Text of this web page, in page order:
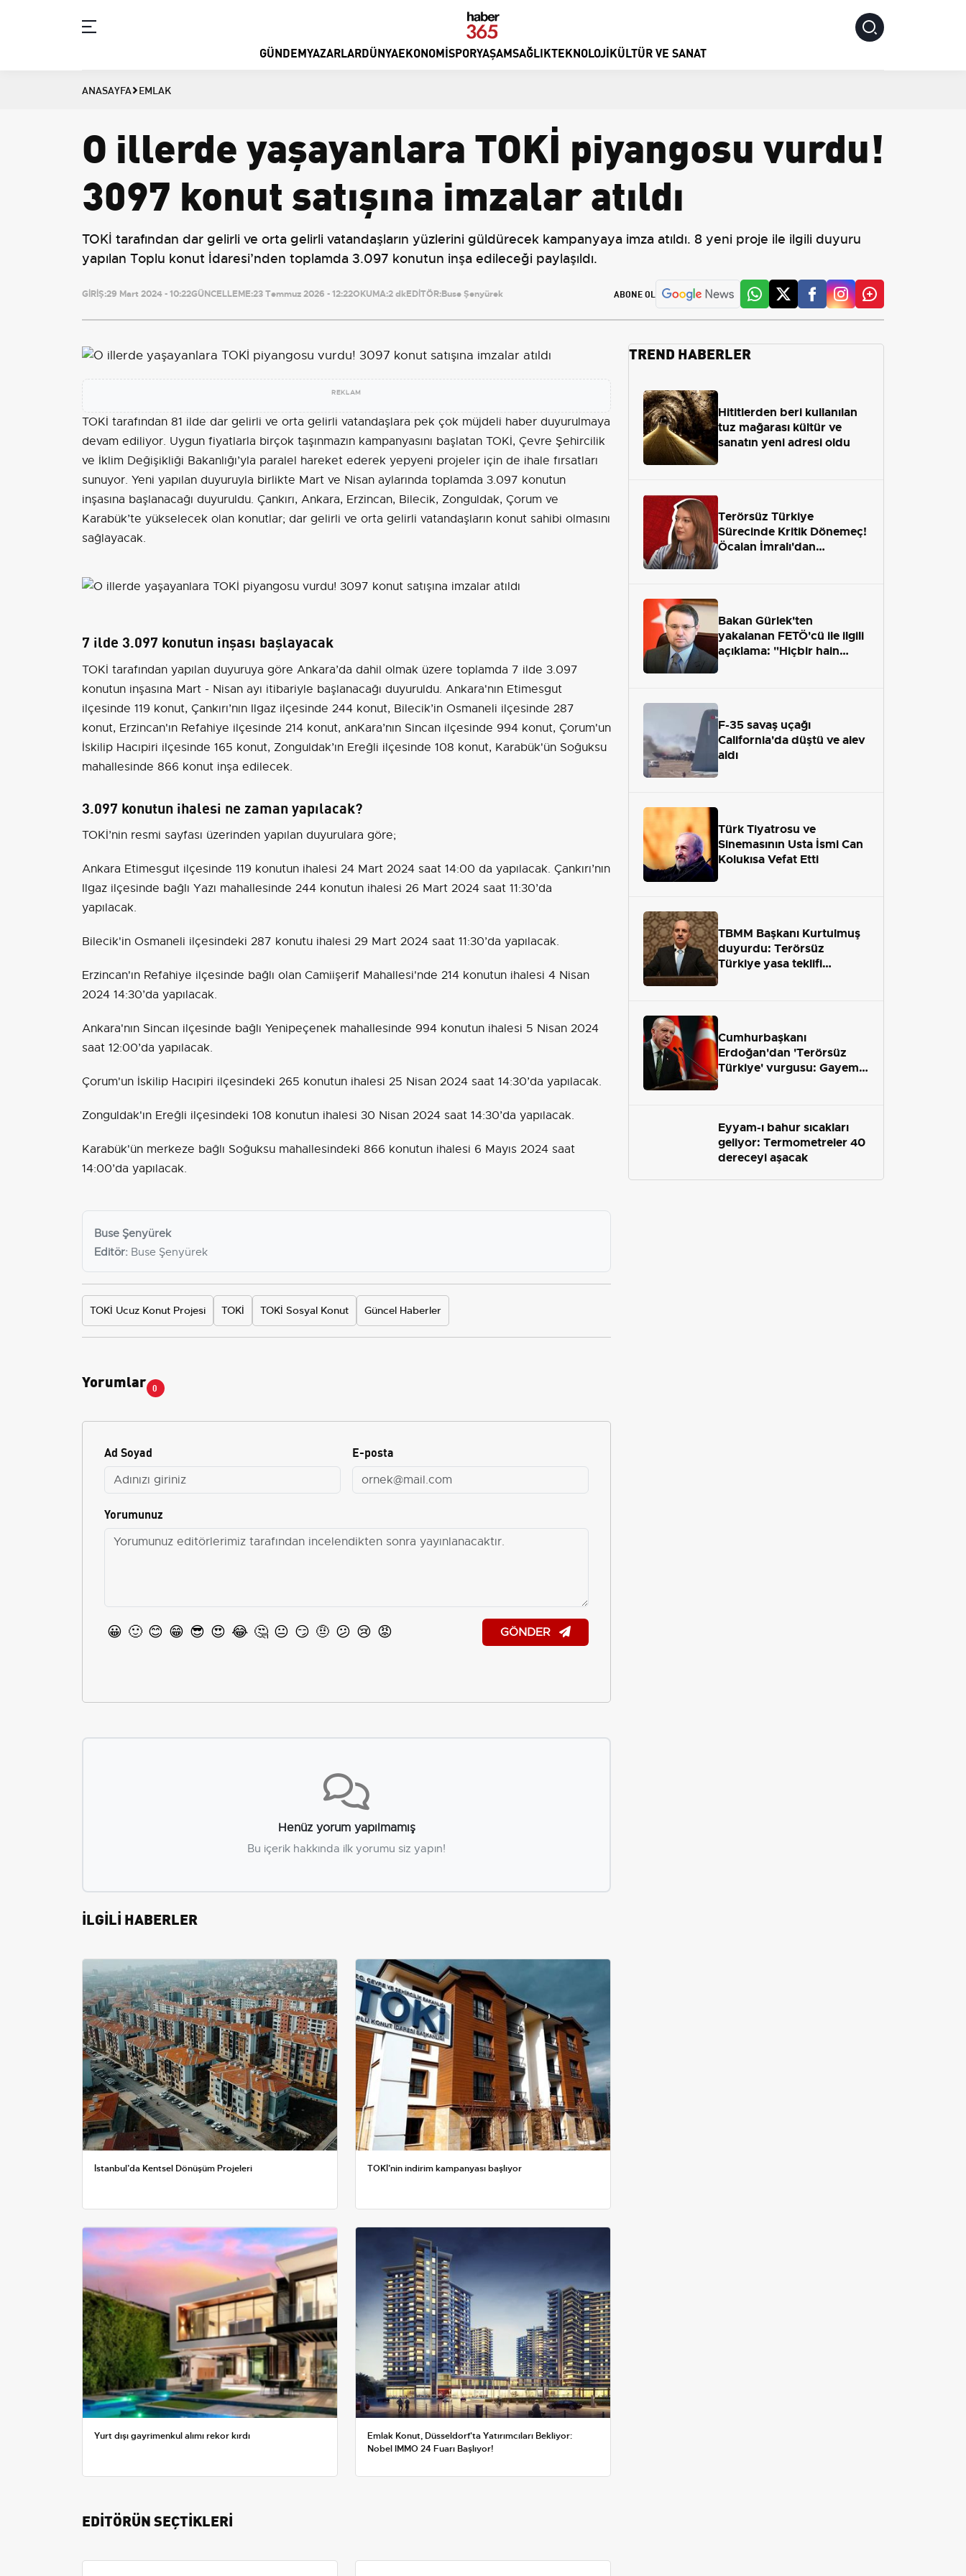
GÜNDEMYAZARLARDÜNYAEKONOMISPORYAŞAMSAĞLIKTEKNOLOJIKÜLTÜR VE SANAT
ANASAYFA EMLAK
O illerde yaşayanlara TOKİ piyangosu vurdu!
3097 konut satışına imzalar atıldı
TOKİ tarafından dar gelirli ve orta gelirli vatandaşların yüzlerini güldürecek kampanyaya imza atıldı. 8 yeni proje ile ilgili duyuru
yapılan Toplu konut İdaresi’nden toplamda 3.097 konutun inşa edileceği paylaşıldı.
GİRİŞ:29 Mart 2024 - 10:22GÜNCELLEME:23 Temmuz 2026 - 12:22OKUMA:2 dkEDİTÖR:Buse Şenyürek ABONE OL
REKLAM
TOKİ tarafından 81 ilde dar gelirli ve orta gelirli vatandaşlara pek çok müjdeli haber duyurulmaya
devam ediliyor. Uygun fiyatlarla birçok taşınmazın kampanyasını başlatan TOKİ, Çevre Şehircilik
ve İklim Değişikliği Bakanlığı’yla paralel hareket ederek yepyeni projeler için de ihale fırsatları
sunuyor. Yeni yapılan duyuruyla birlikte Mart ve Nisan aylarında toplamda 3.097 konutun
inşasına başlanacağı duyuruldu. Çankırı, Ankara, Erzincan, Bilecik, Zonguldak, Çorum ve
Karabük’te yükselecek olan konutlar; dar gelirli ve orta gelirli vatandaşların konut sahibi olmasını
sağlayacak.
7 ilde 3.097 konutun inşası başlayacak
TOKİ tarafından yapılan duyuruya göre Ankara’da dahil olmak üzere toplamda 7 ilde 3.097
konutun inşasına Mart - Nisan ayı itibariyle başlanacağı duyuruldu. Ankara'nın Etimesgut
ilçesinde 119 konut, Çankırı’nın Ilgaz ilçesinde 244 konut, Bilecik’in Osmaneli ilçesinde 287
konut, Erzincan'ın Refahiye ilçesinde 214 konut, anKara’nın Sincan ilçesinde 994 konut, Çorum'un
İskilip Hacıpiri ilçesinde 165 konut, Zonguldak’ın Ereğli ilçesinde 108 konut, Karabük'ün Soğuksu
mahallesinde 866 konut inşa edilecek.
3.097 konutun ihalesi ne zaman yapılacak?
TOKİ’nin resmi sayfası üzerinden yapılan duyurulara göre;
Ankara Etimesgut ilçesinde 119 konutun ihalesi 24 Mart 2024 saat 14:00 da yapılacak. Çankırı’nın
Ilgaz ilçesinde bağlı Yazı mahallesinde 244 konutun ihalesi 26 Mart 2024 saat 11:30’da
yapılacak.
Bilecik'in Osmaneli ilçesindeki 287 konutu ihalesi 29 Mart 2024 saat 11:30’da yapılacak.
Erzincan'ın Refahiye ilçesinde bağlı olan Camiişerif Mahallesi'nde 214 konutun ihalesi 4 Nisan
2024 14:30’da yapılacak.
Ankara'nın Sincan ilçesinde bağlı Yenipeçenek mahallesinde 994 konutun ihalesi 5 Nisan 2024
saat 12:00’da yapılacak.
Çorum'un İskilip Hacıpiri ilçesindeki 265 konutun ihalesi 25 Nisan 2024 saat 14:30’da yapılacak.
Zonguldak'ın Ereğli ilçesindeki 108 konutun ihalesi 30 Nisan 2024 saat 14:30’da yapılacak.
Karabük'ün merkeze bağlı Soğuksu mahallesindeki 866 konutun ihalesi 6 Mayıs 2024 saat
14:00’da yapılacak.
Buse Şenyürek
Editör: Buse Şenyürek
TOKİ Ucuz Konut Projesi TOKİ TOKİ Sosyal Konut Güncel Haberler
Yorumlar 0
Ad Soyad E-posta
Yorumunuz
😀 🙂 😊 😁 😎 😍 😂 🤔 😐 😏 🤨 😕 😢 😡 GÖNDER
Henüz yorum yapılmamış
Bu içerik hakkında ilk yorumu siz yapın!
İLGİLİ HABERLER
İstanbul’da Kentsel Dönüşüm Projeleri TOKİ’nin indirim kampanyası başlıyor
Yurt dışı gayrimenkul alımı rekor kırdı
Emlak Konut, Düsseldorf'ta Yatırımcıları Bekliyor:
Nobel IMMO 24 Fuarı Başlıyor!
EDİTÖRÜN SEÇTİKLERİ
TREND HABERLER
Hititlerden beri kullanılan
tuz mağarası kültür ve
sanatın yeni adresi oldu
Terörsüz Türkiye
Sürecinde Kritik Dönemeç!
Öcalan İmralı'dan
Bakan Gürlek'ten
yakalanan FETÖ'cü ile ilgili
açıklama: "Hiçbir hain
F-35 savaş uçağı
California'da düştü ve alev
aldı
Türk Tiyatrosu ve
Sinemasının Usta İsmi Can
Kolukısa Vefat Etti
TBMM Başkanı Kurtulmuş
duyurdu: Terörsüz
Türkiye yasa teklifi
Cumhurbaşkanı
Erdoğan'dan 'Terörsüz
Türkiye' vurgusu: Gayemiz
Eyyam-ı bahur sıcakları
geliyor: Termometreler 40
dereceyi aşacak